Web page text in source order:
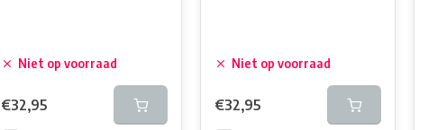
Niet op voorraad
€32,95
Niet op voorraad
€32,95